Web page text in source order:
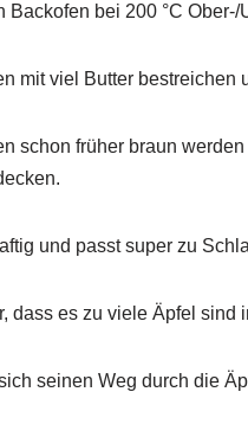
Backofen bei 200 °C
mit viel Butter
schon früher braun
und passt super zu
dass es zu viele Äpfel sind
seinen Weg durch die